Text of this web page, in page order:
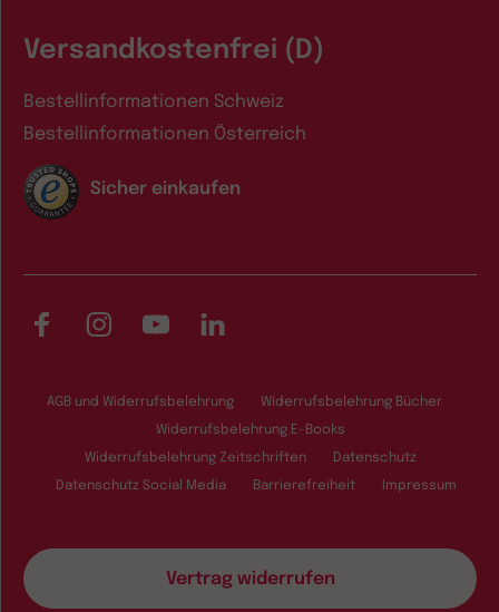
Versandkostenfrei (D)
Bestellinformationen Schweiz
Bestellinformationen Österreich
Sicher einkaufen
FacebookInstagramYouTubeLinkedIn
AGB und Widerrufsbelehrung Widerrufsbelehrung Bücher
Widerrufsbelehrung E-Books
Widerrufsbelehrung Zeitschriften Datenschutz
Datenschutz Social Media Barrierefreiheit Impressum
Vertrag widerrufen